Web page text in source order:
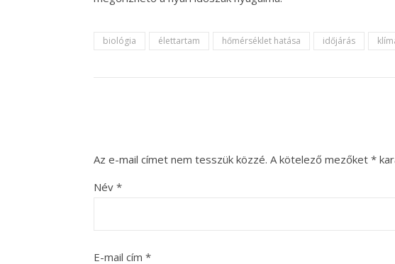
biológia élettartam hőmérséklet hatása időjárás
Az e-mail címet nem tesszük közzé. A kötelező mezőket *
Név *
E-mail cím *